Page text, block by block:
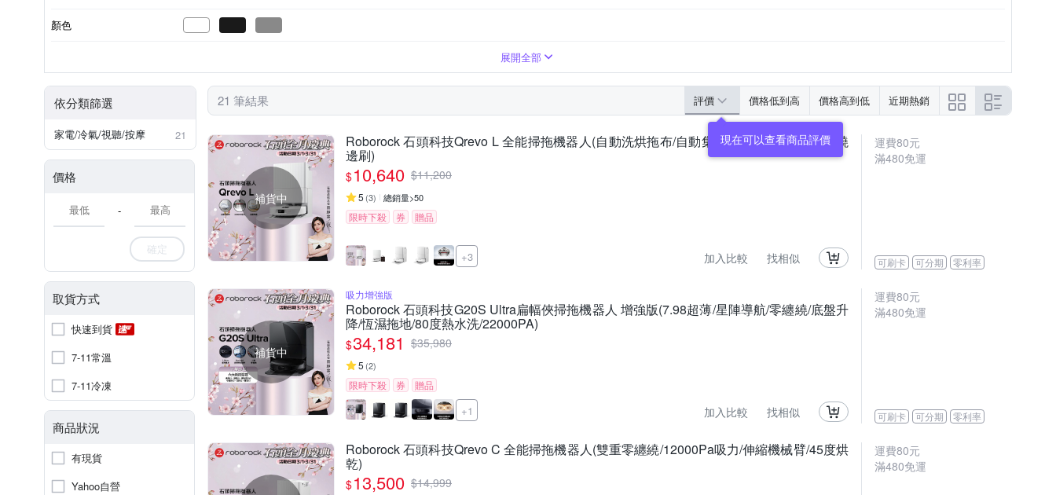
顏色
展開全部
依分類篩選
家電/冷氣/視聽/按摩 21
價格
-
確定
取貨方式
快速到貨
7-11常溫
7-11冷凍
商品狀況
有現貨
Yahoo自營
21 筆結果 評價 價格低到高 價格高到低 近期熱銷
補貨中
Roborock 石頭科技Qrevo L 全能掃拖機器人(自動洗烘拖布/自動集塵/10000Pa吸力/零纏繞
邊刷)
$10,640 $11,200
5 (3) 總銷量>50
限時下殺 券 贈品
+3 加入比較 找相似
運費80元
滿480免運
可刷卡 可分期 零利率
補貨中
吸力增強版
Roborock 石頭科技G20S Ultra扁幅俠掃拖機器人 增強版(7.98超薄/星陣導航/零纏繞/底盤升
降/恆濕拖地/80度熱水洗/22000PA)
$34,181 $35,980
5 (2)
限時下殺 券 贈品
+1 加入比較 找相似
運費80元
滿480免運
可刷卡 可分期 零利率
Roborock 石頭科技Qrevo C 全能掃拖機器人(雙重零纏繞/12000Pa吸力/伸縮機械臂/45度烘
乾)
$13,500 $14,999
運費80元
滿480免運